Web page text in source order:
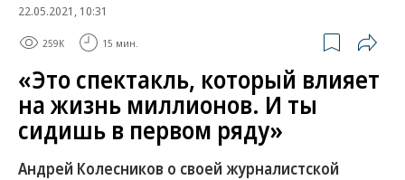
22.05.2021, 10:31
259K 15 мин.
«Это спектакль, который влияет
на жизнь миллионов. И ты
сидишь в первом ряду»
Андрей Колесников о своей журналистской